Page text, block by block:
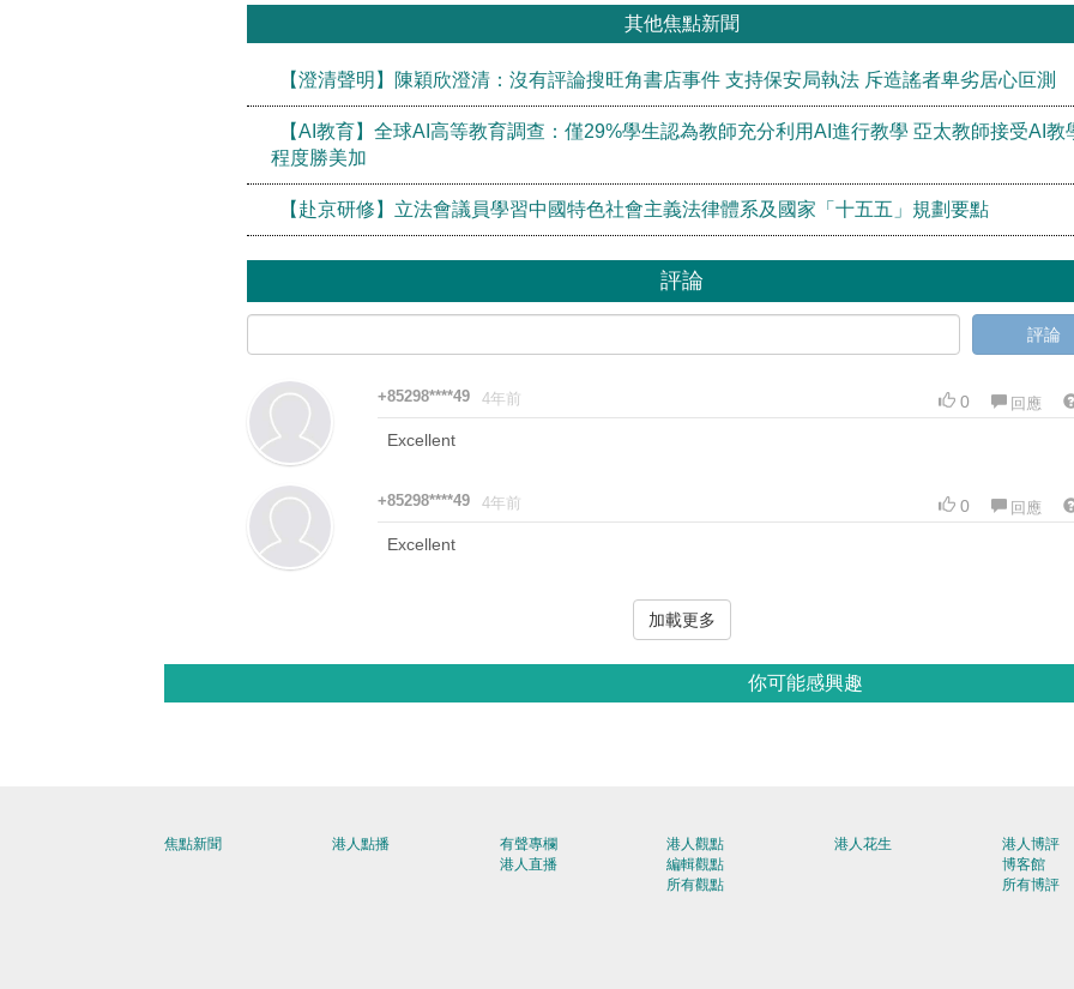
其他焦點新聞
【澄清聲明】陳穎欣澄清：沒有評論搜旺角書店事件 支持保安局執法 斥造謠者卑劣居心叵測
【AI教育】全球AI高等教育調查：僅29%學生認為教師充分利用AI進行教學 亞太教師接受AI教
程度勝美加
【赴京研修】立法會議員學習中國特色社會主義法律體系及國家「十五五」規劃要點
評論
評論
+85298****49 4年前 0 回應
Excellent
+85298****49 4年前 0 回應
Excellent
加載更多
你可能感興趣
焦點新聞 港人點播
有聲專欄
港人直播
港人觀點
編輯觀點
所有觀點
港人花生
港人博評
博客館
所有博評